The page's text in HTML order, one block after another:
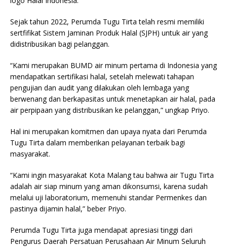
Sejak tahun 2022, Perumda Tugu Tirta telah resmi memiliki
sertfifikat Sistem Jaminan Produk Halal (SJPH) untuk air yang
didistribusikan bagi pelanggan.
“Kami merupakan BUMD air minum pertama di Indonesia yang
mendapatkan sertifikasi halal, setelah melewati tahapan
pengujian dan audit yang dilakukan oleh lembaga yang
berwenang dan berkapasitas untuk menetapkan air halal, pada
air perpipaan yang distribusikan ke pelanggan,” ungkap Priyo.
Hal ini merupakan komitmen dan upaya nyata dari Perumda
Tugu Tirta dalam memberikan pelayanan terbaik bagi
masyarakat.
“Kami ingin masyarakat Kota Malang tau bahwa air Tugu Tirta
adalah air siap minum yang aman dikonsumsi, karena sudah
melalui uji laboratorium, memenuhi standar Permenkes dan
pastinya dijamin halal,” beber Priyo.
Perumda Tugu Tirta juga mendapat apresiasi tinggi dari
Pengurus Daerah Persatuan Perusahaan Air Minum Seluruh